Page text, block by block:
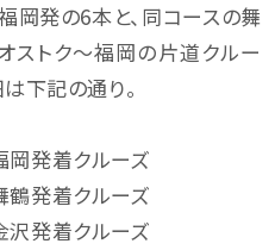
岡発の6本と、同コースの舞
ストク～福岡の片道クルー
下記の通り。
発着クルーズ
発着クルーズ
発着クルーズ